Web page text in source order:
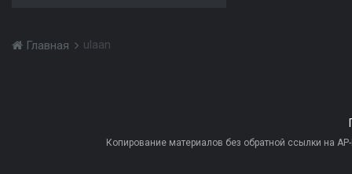
Главная ulaan
Копирование материалов без обратной ссылки на